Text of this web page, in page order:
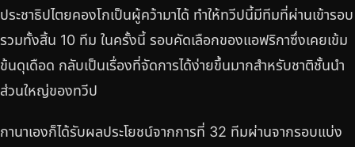
ประชาธิปไตยคองโกเป็นผู้คว้ามาได้ ทำให้ทวีปนี้มีทีมที่ผ่านเข้ารอบ
รวมทั้งสิ้น 10 ทีม ในครั้งนี้ รอบคัดเลือกของแอฟริกาซึ่งเคยเข้ม
ข้นดุเดือด กลับเป็นเรื่องที่จัดการได้ง่ายขึ้นมากสำหรับชาติชั้นนำ
ส่วนใหญ่ของทวีป
กานาเองก็ได้รับผลประโยชน์จากการที่ 32 ทีมผ่านจากรอบแบ่ง